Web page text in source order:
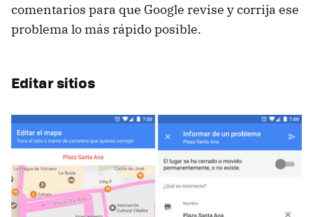
comentarios para que Google revise y corrija ese
problema lo más rápido posible.
Editar sitios